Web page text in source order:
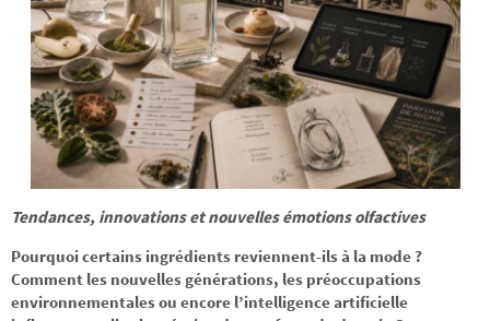
Tendances, innovations et nouvelles émotions olfactives
Pourquoi certains ingrédients reviennent-ils à la mode ?
Comment les nouvelles générations, les préoccupations
environnementales ou encore l’intelligence artificielle